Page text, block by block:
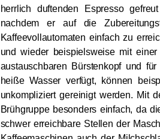
herrlich duftenden Espresso
nachdem er auf die
Kaffeevollautomaten einfach zu
und wieder beispielsweise mit
austauschbaren Bürstenkopf und
heiße Wasser verfügt, können
unkompliziert gereinigt werden. Mit
Brühgruppe besonders einfach, da
schwer erreichbare Stellen der